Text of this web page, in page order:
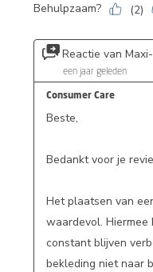
Behulpzaam? (2)
Reactie van
een jaar geleden
Consumer Care
Beste,
Bedankt voor je
Het plaatsen van
waardevol. Hiermee
constant blijven
bekleding niet naar